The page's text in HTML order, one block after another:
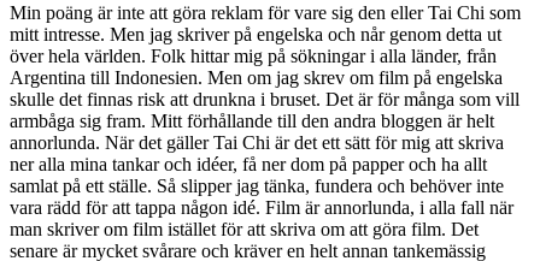
Min poäng är inte att göra reklam för vare sig den eller Tai Chi som
mitt intresse. Men jag skriver på engelska och når genom detta ut
över hela världen. Folk hittar mig på sökningar i alla länder, från
Argentina till Indonesien. Men om jag skrev om film på engelska
skulle det finnas risk att drunkna i bruset. Det är för många som vill
armbåga sig fram. Mitt förhållande till den andra bloggen är helt
annorlunda. När det gäller Tai Chi är det ett sätt för mig att skriva
ner alla mina tankar och idéer, få ner dom på papper och ha allt
samlat på ett ställe. Så slipper jag tänka, fundera och behöver inte
vara rädd för att tappa någon idé. Film är annorlunda, i alla fall när
man skriver om film istället för att skriva om att göra film. Det
senare är mycket svårare och kräver en helt annan tankemässig